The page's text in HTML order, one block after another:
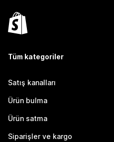
Tüm kategoriler
Satış kanalları
Ürün bulma
Ürün satma
Siparişler ve kargo